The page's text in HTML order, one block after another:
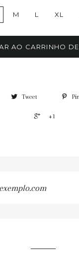
M L XL
AO CARRINHO
Tweet
+1